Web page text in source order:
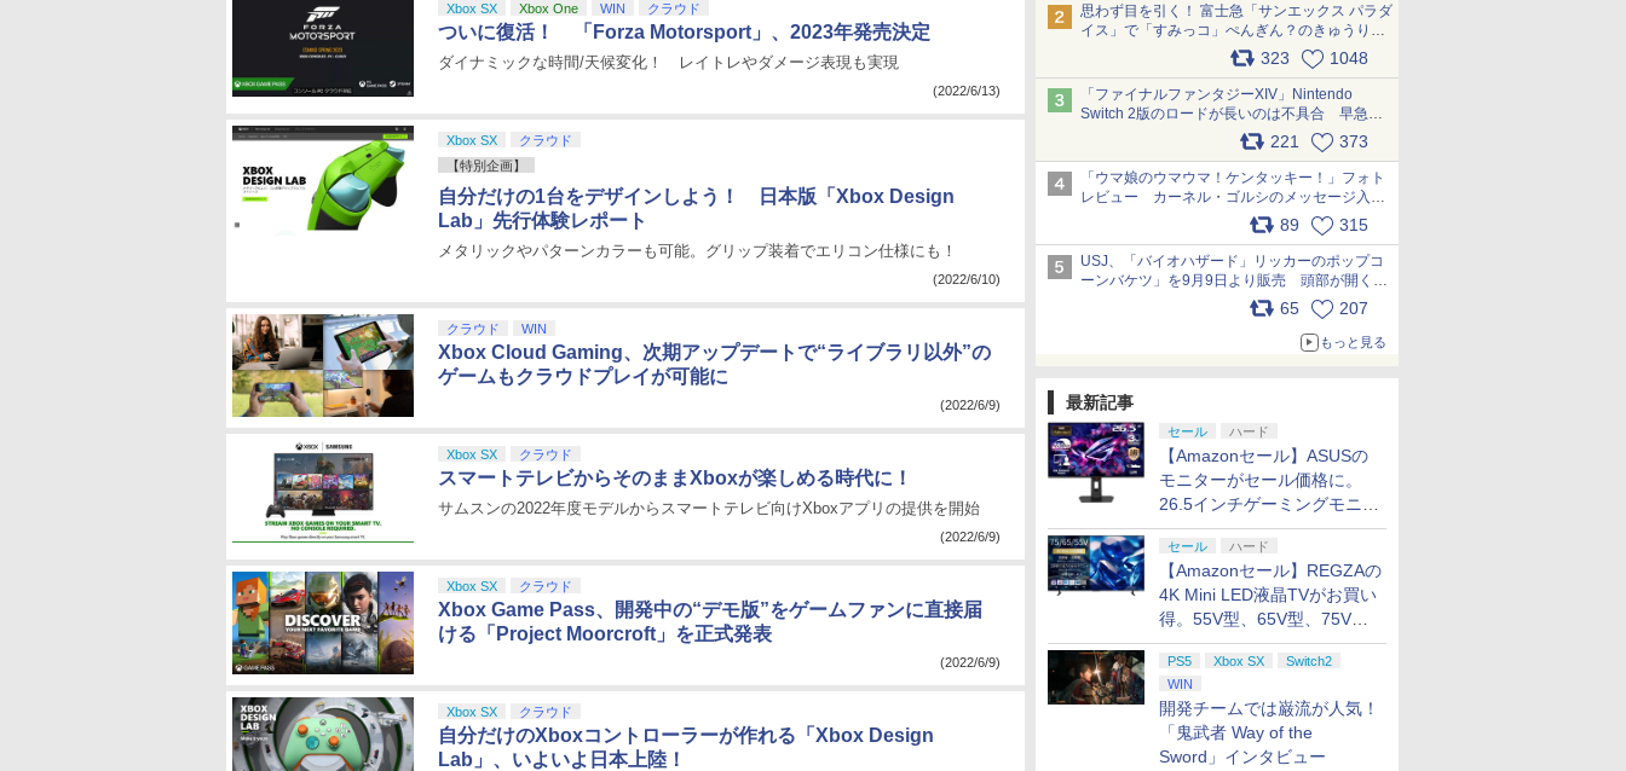
思わず目を引く！ 富士急「サンエックス パラダ
イス」で「すみっコ」ぺんぎん？のきゅうりド
ッグを食べてみた イラストそのままのメニュ
ー化に挑戦。これが意外にもおいしい
pic.x.com/Kgl04hZaeg
323 1048
「ファイナルファンタジーXIV」Nintendo
Switch 2版のロードが長いのは不具合 早急に
アップデートできるよう対応中221 373
「ウマ娘のウマウマ！ケンタッキー！」フォト
レビュー カーネル・ゴルシのメッセージ入り
パッケージや描き下ろしトレカなどが登場
89 315
USJ、「バイオハザード」リッカーのポップコ
ーンバケツ」を9月9日より販売 頭部が開く仕
組み。味は恐怖を堪のう「味噌フレーバー」
65 207
もっと見る
最新記事
セール ハード
【Amazonセール】ASUSの
モニターがセール価格に。
26.5インチゲーミングモニタ
ー「ROG Strix OLED
XG27ACDMS」限定モデルも
お買い得
セール ハード
【Amazonセール】REGZAの
4K Mini LED液晶TVがお買い
得。55V型、65V型、75V型
の2026年モデルがラインナ
ップ
PS5 Xbox SX
Switch2
WIN
開発チームでは巌流が人気！
「鬼武者 Way of the
Sword」インタビュー
Xbox SX Xbox One WIN クラウド
ついに復活！ 「Forza Motorsport」、2023年発売決定
ダイナミックな時間/天候変化！ レイトレやダメージ表現も実現
(2022/6/13)
Xbox SX
クラウド
【特別企画】
自分だけの1台をデザインしよう！ 日本版「Xbox Design
Lab」先行体験レポート
メタリックやパターンカラーも可能。グリップ装着でエリコン仕様にも！
(2022/6/10)
クラウド WIN
Xbox Cloud Gaming、次期アップデートで“ライブラリ以外”の
ゲームもクラウドプレイが可能に
(2022/6/9)
Xbox SX クラウド
スマートテレビからそのままXboxが楽しめる時代に！
サムスンの2022年度モデルからスマートテレビ向けXboxアプリの提供を開始
(2022/6/9)
Xbox SX クラウド
Xbox Game Pass、開発中の“デモ版”をゲームファンに直接届
ける「Project Moorcroft」を正式発表
(2022/6/9)
Xbox SX クラウド
自分だけのXboxコントローラーが作れる「Xbox Design
Lab」、いよいよ日本上陸！